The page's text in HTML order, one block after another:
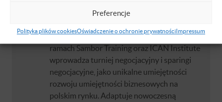
Preferencje
Polityka plików cookiesOświadczenie o ochronie prywatnościImpressum
negocjacyjnych w biznesie. Zarządzał
managerów w rozproszonych strukturach. W
ramach Sambor Training oraz ICAN Institute
wprowadza turniej negocjacyjny i sparingi
negocjacyjne, jako unikalne umiejętności
rozwoju umiejętności biznesowych na
polskim rynku. Adaptuje nowoczesną